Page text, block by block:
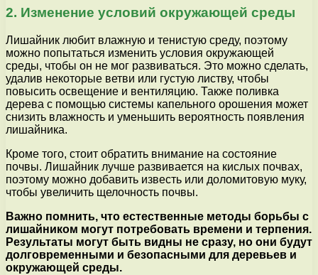
2. Изменение условий окружающей среды
Лишайник любит влажную и тенистую среду, поэтому
можно попытаться изменить условия окружающей
среды, чтобы он не мог развиваться. Это можно сделать,
удалив некоторые ветви или густую листву, чтобы
повысить освещение и вентиляцию. Также поливка
дерева с помощью системы капельного орошения может
снизить влажность и уменьшить вероятность появления
лишайника.
Кроме того, стоит обратить внимание на состояние
почвы. Лишайник лучше развивается на кислых почвах,
поэтому можно добавить известь или доломитовую муку,
чтобы увеличить щелочность почвы.
Важно помнить, что естественные методы борьбы с
лишайником могут потребовать времени и терпения.
Результаты могут быть видны не сразу, но они будут
долговременными и безопасными для деревьев и
окружающей среды.